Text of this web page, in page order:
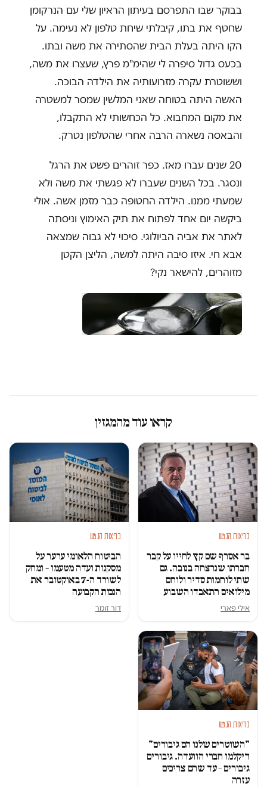
בבוקר שבו התפרסם בעיתון הראיון שלי עם הנרקומן
שחטף את בתו, קיבלתי שיחת טלפון לא נעימה. על
הקו היתה בעלת הבית שהסתירה את משה ובתו.
בכעס גדול סיפרה לי שהימ"מ פרץ, שעצרו את משה,
וששוטרת עקרה מזרועותיה את הילדה הבוכה.
האשה היתה בטוחה שאני המלשין שמסר למשטרה
את מקום המחבוא. כל הכחשותי לא התקבלו,
והבאסה נשארה הרבה אחרי שהטלפון נטרק.
20 שנים עברו מאז. כפר זוהרים פשט את הרגל
ונסגר. בכל השנים שעברו לא פגשתי את משה ולא
שמעתי ממנו. הילדה החטופה כבר מזמן אשה. אולי
ביקשה יום אחד לפתוח את תיק האימוץ וניסתה
לאתר את אביה הביולוגי. סיכוי לא גבוה שמצאה
אבא חי. איזו סיבה היתה למשה, הליצן הקטן
מזוהרים, להישאר נקי?
קראו עוד מהמגזין
בריאות הנפש
בר אסרף שם קץ לחייו על קבר
חברתו שנרצחה בנובה. גם
שתי לוחמות סדיר ולוחם
מילואים התאבדו השבוע
אילי פארי
בריאות הנפש
הביטוח הלאומי ערער על
מסקנות ועדה מטעמו – ומחק
לשורד ה-7 באוקטובר את
הנכות הקבועה
דור זומר
בריאות הנפש
"השוטרים שלנו הם גיבורים"
דיקלמו חברי הוועדה. גיבורים
גיבורים – עד שהם צריכים
עזרה